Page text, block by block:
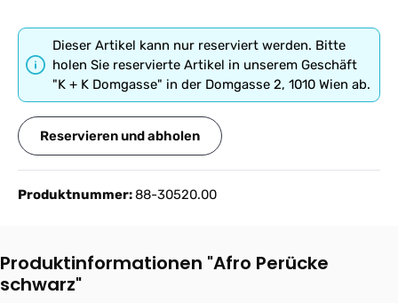
Dieser Artikel kann nur reserviert werden. Bitte
holen Sie reservierte Artikel in unserem Geschäft
"K + K Domgasse" in der Domgasse 2, 1010 Wien ab.
Reservieren und abholen
Produktnummer:88-30520.00
Produktinformationen "Afro Perücke
schwarz"